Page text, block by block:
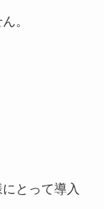
。
とって導入